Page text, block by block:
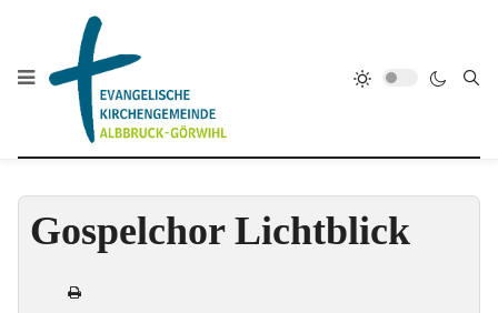
Gospelchor Lichtblick